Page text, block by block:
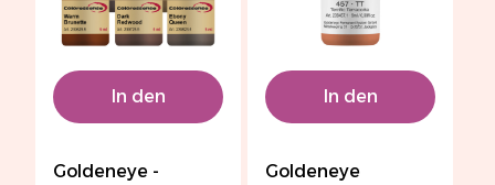
In den
Goldeneye -
In den
Goldeneye